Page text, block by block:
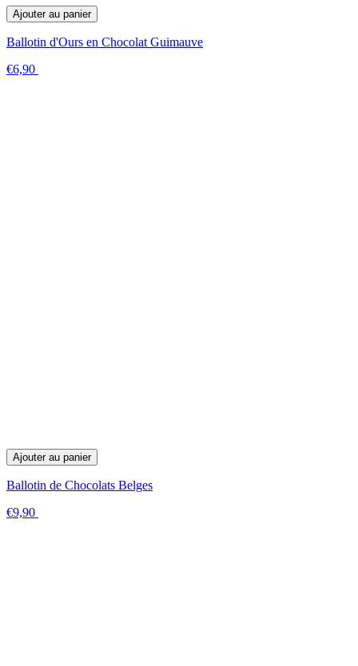
Ajouter au panier
Ballotin d'Ours en Chocolat Guimauve
€6,90
Ajouter au panier
Ballotin de Chocolats Belges
€9,90